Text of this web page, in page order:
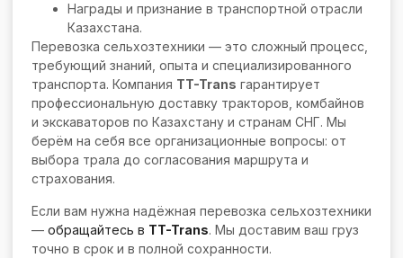
Награды и признание в транспортной отрасли
Казахстана.
Перевозка сельхозтехники — это сложный процесс,
требующий знаний, опыта и специализированного
транспорта. Компания TT-Trans гарантирует
профессиональную доставку тракторов, комбайнов
и экскаваторов по Казахстану и странам СНГ. Мы
берём на себя все организационные вопросы: от
выбора трала до согласования маршрута и
страхования.
Если вам нужна надёжная перевозка сельхозтехники
— обращайтесь в TT-Trans. Мы доставим ваш груз
точно в срок и в полной сохранности.